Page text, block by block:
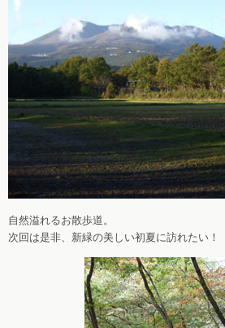
自然溢れるお散歩道。
次回は是非、新緑の美しい初夏に訪れたい！